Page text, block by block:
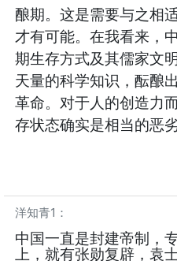
酿期。这是需要与之相
才有可能。在我看来，
期生存方式及其儒家文
天量的科学知识，酝酿
革命。对于人的创造力
存状态确实是相当的恶劣
洋知青1 ：
中国一直是封建帝制，
上，就有张勋复辟，袁